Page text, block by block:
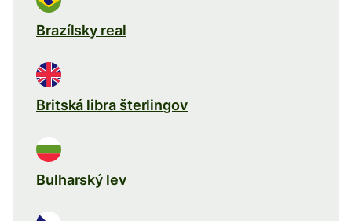
Brazílsky real
Britská libra šterlingov
Bulharský lev